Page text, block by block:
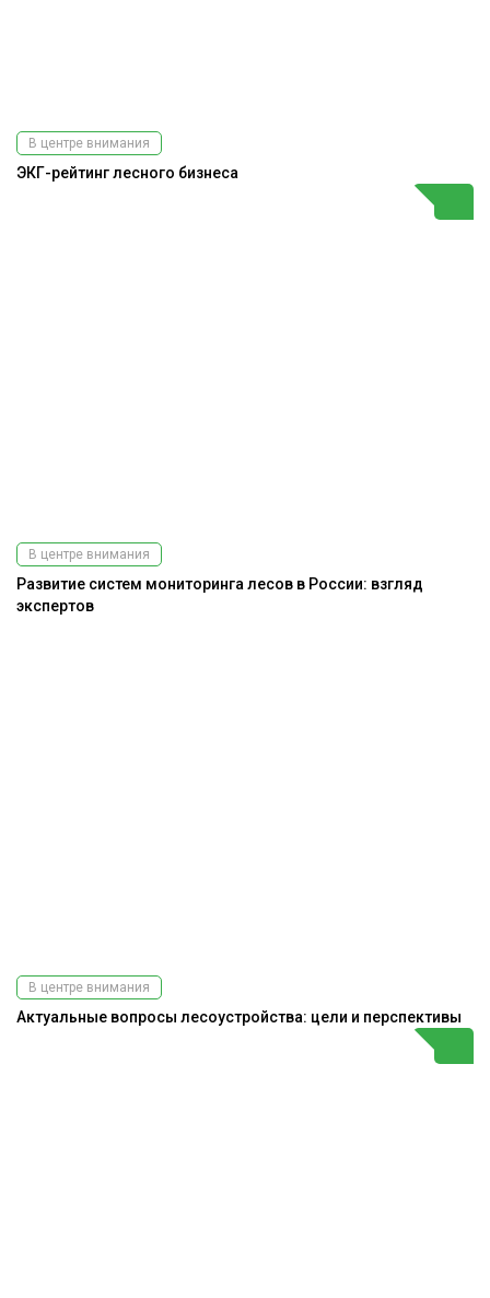
В центре внимания
ЭКГ-рейтинг лесного бизнеса
В центре внимания
Развитие систем мониторинга лесов в России: взгляд
экспертов
В центре внимания
Актуальные вопросы лесоустройства: цели и перспективы